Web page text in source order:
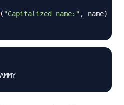
( "Capitalized name:" , name)